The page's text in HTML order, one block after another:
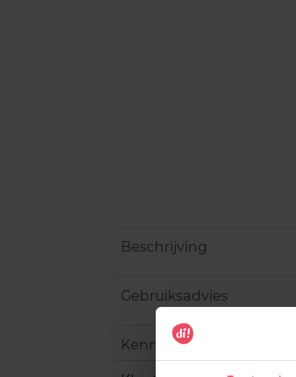
Beschrijving
Gebruiksadvies
Kenmerken